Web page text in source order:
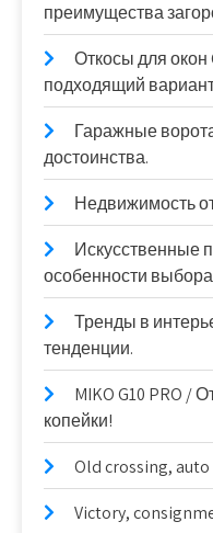
преимущества
Откосы для окон
подходящий
Гаражные
достоинства.
Недвижимость
Искусственные
особенности
Тренды в
тенденции.
MIKO G10 PRO /
копейки!
Old crossing,
Victory,